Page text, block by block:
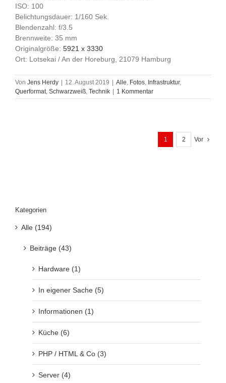
ISO: 100
Belichtungsdauer: 1/160 Sek.
Blendenzahl: f/3.5
Brennweite: 35 mm
Originalgröße: 5921 x 3330
Ort: Lotsekai / An der Horeburg, 21079 Hamburg
Von Jens Herdy | 12. August 2019 | Alle, Fotos, Infrastruktur,
Querformat, Schwarzweiß, Technik | 1 Kommentar
1 2 Vor
Kategorien
Alle (194)
Beiträge (43)
Hardware (1)
In eigener Sache (5)
Informationen (1)
Küche (6)
PHP / HTML & Co (3)
Server (4)